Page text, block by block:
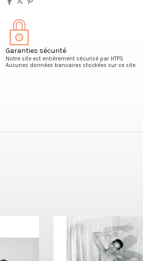
Garanties sécurité
Notre site est entièrement sécurisé par HTPS
Aucunes données bancaires stockées sur ce site